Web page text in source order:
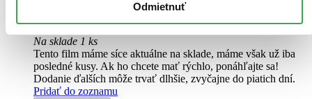
Odmietnuť
Na sklade 1 ks
Tento film máme síce aktuálne na sklade, máme však už iba
posledné kusy. Ak ho chcete mať rýchlo, ponáhľajte sa!
Dodanie ďalších môže trvať dlhšie, zvyčajne do piatich dní.
Pridať do zoznamu